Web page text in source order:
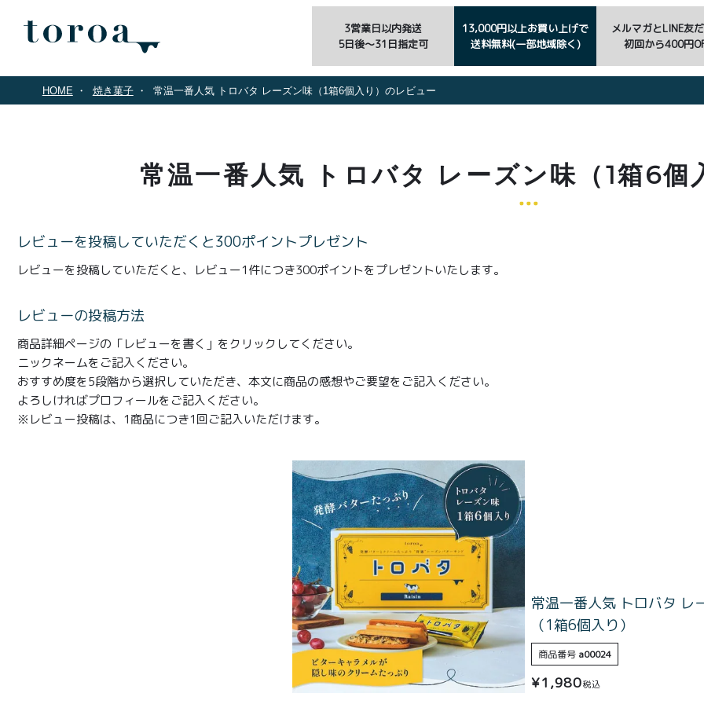
3営業日以内発送
5日後〜31日指定可
13,000円以上お買い上げで
送料無料(一部地域除く)
メルマガとLINE友
初回から400円
HOME 焼き菓子 常温一番人気 トロバタ レーズン味（1箱6個入り）のレビュー
常温一番人気 トロバタ レーズン味（1箱6個
レビューを投稿していただくと300ポイントプレゼント
レビューを投稿していただくと、レビュー1件につき300ポイントをプレゼントいたします。
レビューの投稿方法
商品詳細ページの「レビューを書く」をクリックしてください。
ニックネームをご記入ください。
おすすめ度を5段階から選択していただき、本文に商品の感想やご要望をご記入ください。
よろしければプロフィールをご記入ください。
※レビュー投稿は、1商品につき1回ご記入いただけます。
常温一番人気 トロバタ レ
（1箱6個入り）
商品番号 a00024
¥1,980税込